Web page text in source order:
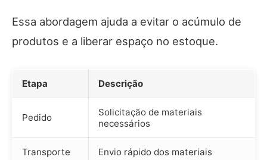
Essa abordagem ajuda a evitar o acúmulo de
produtos e a liberar espaço no estoque.
Etapa Descrição
Pedido
Solicitação de materiais
necessários
Transporte Envio rápido dos materiais